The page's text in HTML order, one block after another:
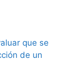
que se
de un